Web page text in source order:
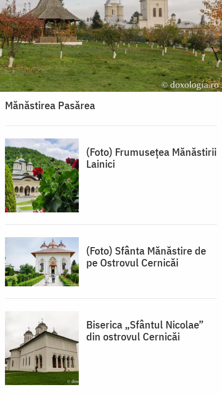
Mănăstirea Pasărea
(Foto) Frumusețea Mănăstirii
Lainici
(Foto) Sfânta Mănăstire de
pe Ostrovul Cernicăi
Biserica „Sfântul Nicolae”
din ostrovul Cernicăi